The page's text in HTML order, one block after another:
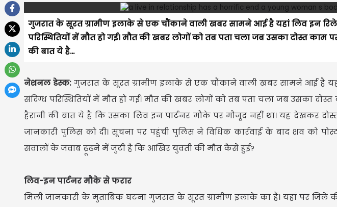
गुजरात के सूरत ग्रामीण इलाके से एक चौंकाने वाली खबर सामने आई है यहां लिव इन
परिस्थितियों में मौत हो गई। मौत की खबर लोगों को तब पता चला जब उसका दोस्त काम
की बात ये है...
नेशनल डेस्क:गुजरात के सूरत ग्रामीण इलाके से एक चौंकाने वाली खबर सामने आई है
संदिग्ध परिस्थितियों में मौत हो गई। मौत की खबर लोगों को तब पता चला जब उसका
हैरानी की बात ये है कि उसका लिव इन पार्टनर मौके पर मौजूद नहीं था। यह देखकर
जानकारी पुलिस को दी। सूचना पर पहुंची पुलिस ने विधिक कार्रवाई के बाद शव को
सवालों के जवाब ढ़ूढने में जुटी है कि आखिर युवती की मौत कैसे हुई?
लिव-इन पार्टनर मौके से फरार
मिली जानकारी के मुताबिक घटना गुजरात के सूरत ग्रामीण इलाके का हैं। यहां पर जिले